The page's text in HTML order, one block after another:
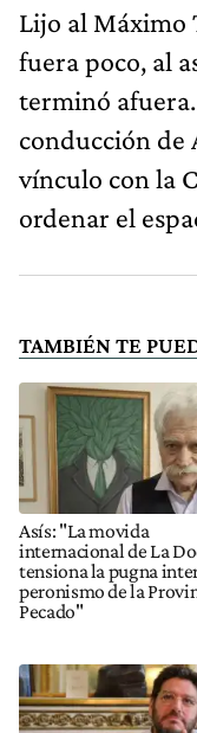
Lijo al Máximo
fuera poco, al
terminó
conducción de
vínculo con la
ordenar el
TAMBIÉN TE
Asís: "La movida
internacional de La
tensiona la pugna
peronismo de la
Pecado"